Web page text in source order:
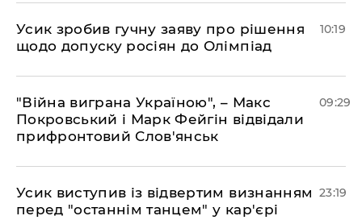
Усик зробив гучну заяву про рішення
щодо допуску росіян до Олімпіад
10:19
"Війна виграна Україною", – Макс
Покровський і Марк Фейгін відвідали
прифронтовий Слов'янськ
09:29
​Усик виступив із відвертим визнанням
перед "останнім танцем" у кар'єрі
23:19